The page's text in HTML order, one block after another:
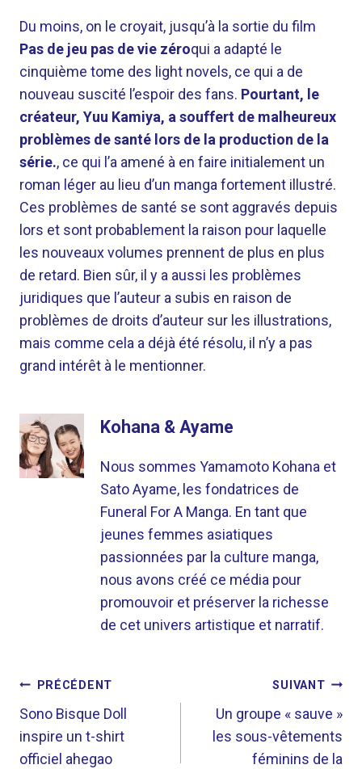
Du moins, on le croyait, jusqu’à la sortie du film
Pas de jeu pas de vie zéroqui a adapté le
cinquième tome des light novels, ce qui a de
nouveau suscité l’espoir des fans. Pourtant, le
créateur, Yuu Kamiya, a souffert de malheureux
problèmes de santé lors de la production de la
série., ce qui l’a amené à en faire initialement un
roman léger au lieu d’un manga fortement illustré.
Ces problèmes de santé se sont aggravés depuis
lors et sont probablement la raison pour laquelle
les nouveaux volumes prennent de plus en plus
de retard. Bien sûr, il y a aussi les problèmes
juridiques que l’auteur a subis en raison de
problèmes de droits d’auteur sur les illustrations,
mais comme cela a déjà été résolu, il n’y a pas
grand intérêt à le mentionner.
Kohana & Ayame
Nous sommes Yamamoto Kohana et
Sato Ayame, les fondatrices de
Funeral For A Manga. En tant que
jeunes femmes asiatiques
passionnées par la culture manga,
nous avons créé ce média pour
promouvoir et préserver la richesse
de cet univers artistique et narratif.
NAVIGATION
DE
L’ARTICLE
PRÉCÉDENT
Sono Bisque Doll
inspire un t-shirt
officiel ahegao
SUIVANT
Un groupe « sauve »
les sous-vêtements
féminins de la